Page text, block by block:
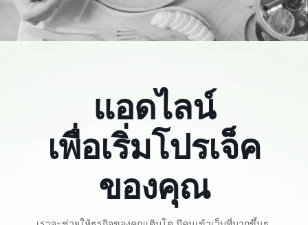
SEO SPECIALIST
แอดไลน์
เพื่อเริ่มโปรเจ็ค
ของคุณ